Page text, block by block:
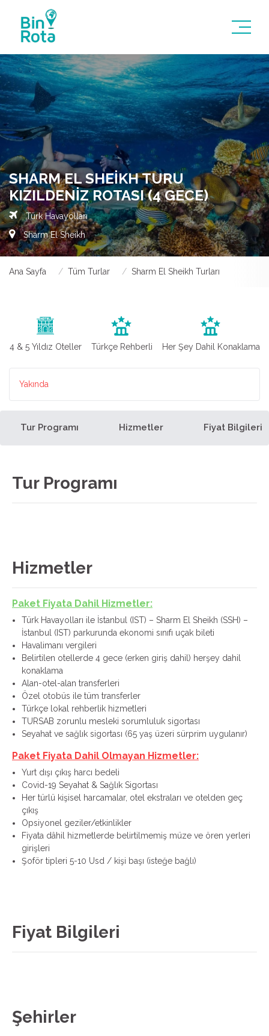
SHARM EL SHEIKH TURU
KIZILDENIZ ROTASI (4 GECE)
Türk Havayolları
Sharm El Sheikh
Ana Sayfa Tüm Turlar Sharm El Sheikh Turları
4 & 5 Yıldız Oteller Türkçe Rehberli Her Şey Dahil Konaklama
Yakında
Tur Programı Hizmetler Fiyat Bilgileri
Tur Programı
Hizmetler
Paket Fiyata Dahil Hizmetler:
Türk Havayolları ile İstanbul (IST) – Sharm El Sheikh (SSH) –
İstanbul (IST) parkurunda ekonomi sınıfı uçak bileti
Havalimanı vergileri
Belirtilen otellerde 4 gece (erken giriş dahil) herşey dahil
konaklama
Alan-otel-alan transferleri
Özel otobüs ile tüm transferler
Türkçe lokal rehberlik hizmetleri
TURSAB zorunlu mesleki sorumluluk sigortası
Seyahat ve sağlık sigortası (65 yaş üzeri sürprim uygulanır)
Paket Fiyata Dahil Olmayan Hizmetler:
Yurt dışı çıkış harcı bedeli
Covid-19 Seyahat & Sağlık Sigortası
Her türlü kişisel harcamalar, otel ekstraları ve otelden geç
çıkış
Opsiyonel geziler/etkinlikler
Fiyata dâhil hizmetlerde belirtilmemiş müze ve ören yerleri
girişleri
Şoför tipleri 5-10 Usd / kişi başı (isteğe bağlı)
Fiyat Bilgileri
Şehirler